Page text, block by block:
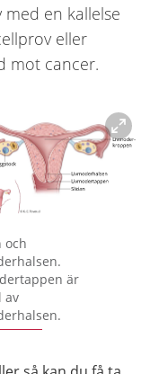
en kallelse
eller
mot cancer.
bilden
och
är
av